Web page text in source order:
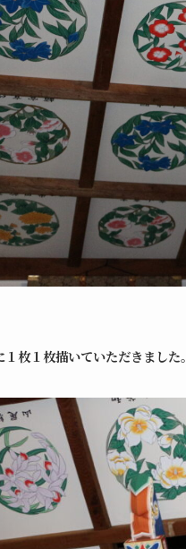
枚１枚描いていただきました。